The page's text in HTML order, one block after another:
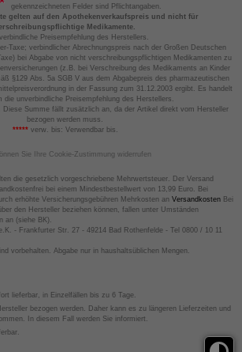
gekennzeichneten Felder sind Pflichtangaben.
gelten auf den Apothekenverkaufspreis und nicht für
Medikamente.
Preisempfehlung des Herstellers.
Taxe; verbindlicher Abrechnungspreis nach der Großen Deutschen
bei Abgabe von nicht verschreibungspflichtigen Medikamenten zu
(z.B. bei Verschreibung des Medikaments an Kinder
§129 Abs. 5a SGB V aus dem Abgabepreis des pharmazeutischen
in der Fassung zum 31.12.2003 ergibt. Es handelt
die unverbindliche Preisempfehlung des Herstellers.
Summe fällt zusätzlich an, da der Artikel direkt vom Hersteller
bezogen werden muss.
*****verw. bis: Verwendbar bis.
Sie Ihre Cookie-Zustimmung widerrufen
die gesetzlich vorgeschriebene Mehrwertsteuer. Der Versand
bei einem Mindestbestellwert von 13,99 Euro. Bei
erhöhte Versicherungsgebühren Mehrkosten an VersandkostenBei
den Hersteller beziehen können, fallen unter Umständen
an (siehe BK).
- Frankfurter Str. 27 - 49214 Bad Rothenfelde - Tel 0800 / 10 11
vorbehalten. Abgabe nur in haushaltsüblichen Mengen.
lieferbar, in Einzelfällen bis zu 6 Tage.
bezogen werden. Daher kann es zu längeren Lieferzeiten und
In diesem Fall werden Sie informiert.